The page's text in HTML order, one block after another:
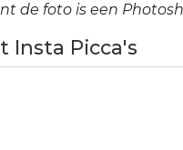
de foto is een
Insta Picca's